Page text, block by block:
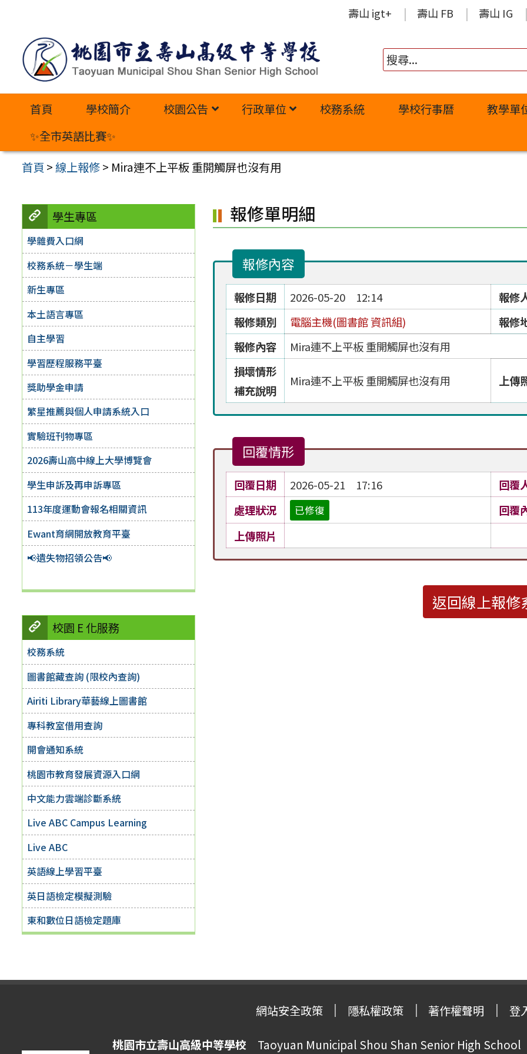
內
壽山 igt+ 壽山 FB 壽山 IG
首頁 學校簡介 校園公告 行政單位 校務系統 學校行事曆
教學單
✨全市英語比賽✨
首頁 >線上報修> Mira連不上平板 重開觸屏也沒有用
學生專區
學雜費入口網
校務系統－學生端
新生專區
本土語言專區
自主學習
學習歷程服務平臺
獎助學金申請
繁星推薦與個人申請系統入口
實驗班刊物專區
2026壽山高中線上大學博覽會
學生申訴及再申訴專區
113年度運動會報名相關資訊
Ewant育網開放教育平臺
📢遺失物招領公告📢
校園 E 化服務
校務系統
圖書館藏查詢 (限校內查詢)
Airiti Library華藝線上圖書館
專科教室借用查詢
開會通知系統
桃園市教育發展資源入口網
中文能力雲端診斷系統
Live ABC Campus Learning
Live ABC
英語線上學習平臺
英日語檢定模擬測驗
東和數位日語檢定題庫
報修單明細
報修內容
報修日期 2026-05-20 12:14
報修
報修類別
電腦主機(圖書館 資訊組)
報修
報修內容
Mira連不上平板 重開觸屏也沒有用
損壞情形
補充說明
Mira連不上平板 重開觸屏也沒有用 上傳
回覆情形
回覆日期 2026-05-21 17:16
回覆
處理狀況
已修復
回覆
上傳照片
返回線上報修
網站安全政策 隱私權政策 著作權聲明 登
桃園市立壽山高級中等學校 Taoyuan Municipal Shou Shan Senior High School